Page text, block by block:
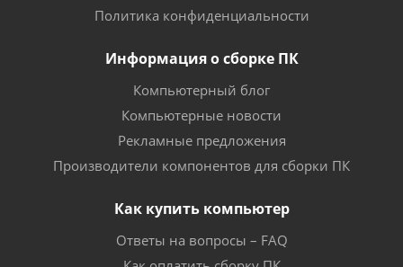
Политика конфиденциальности
Информация о сборке ПК
Компьютерный блог
Компьютерные новости
Рекламные предложения
Производители компонентов для сборки ПК
Как купить компьютер
Ответы на вопросы – FAQ